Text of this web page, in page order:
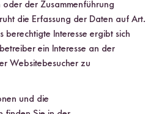
der Zusammenführung
die Erfassung der Daten auf Art.
berechtigte Interesse ergibt sich
ein Interesse an der
Websitebesucher zu
und die